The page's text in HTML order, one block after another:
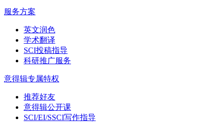
服务方案
英文润色
学术翻译
SCI投稿指导
科研推广服务
意得辑专属特权
推荐好友
意得辑公开课
SCI/EI/SSCI写作指导